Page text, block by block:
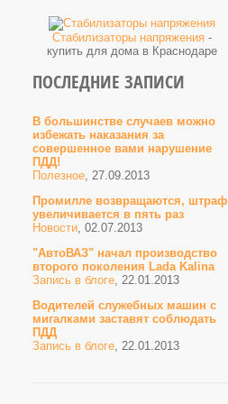
Стабилизаторы напряжения-
купить для дома в Краснодаре
ПОСЛЕДНИЕ ЗАПИСИ
В большинстве случаев можно
избежать наказания за
совершенное вами нарушение
ПДД!
Полезное, 27.09.2013
Промилле возвращаются, штраф
увеличивается в пять раз
Новости, 02.07.2013
"АвтоВАЗ" начал производство
второго поколения Lada Kalina
Запись в блоге, 22.01.2013
Водителей служебных машин с
мигалками заставят соблюдать
ПДД
Запись в блоге, 22.01.2013